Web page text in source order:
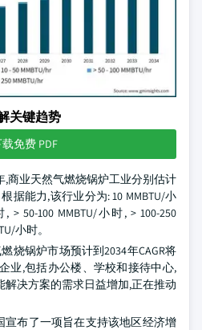
关键趋势
免费 PDF
,商业天然气燃烧锅炉工业分别估计
据能力,该行业分为: 10 MMBTU/小
> 50-100 MMBTU/小时, > 100-250
小时。
烧锅炉市场预计到2034年CAGR将
业,包括办公楼、学校和接待中心,
决方案的需求日益增加,正在推动
宣布了一项旨在支持该地区经济增